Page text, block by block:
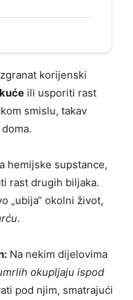
korijenski
ili usporiti rast
smislu, takav
hemijske supstance,
rast drugih biljaka.
„ubija“ okolni život,
.
Na nekim dijelovima
okupljaju ispod
pod njim, smatrajući